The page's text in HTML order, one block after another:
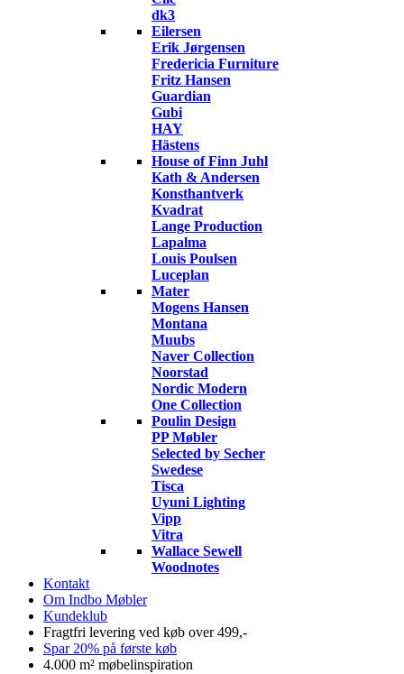
dk3
Eilersen
Erik Jørgensen
Fredericia Furniture
Fritz Hansen
Guardian
Gubi
HAY
Hästens
House of Finn Juhl
Kath & Andersen
Konsthantverk
Kvadrat
Lange Production
Lapalma
Louis Poulsen
Luceplan
Mater
Mogens Hansen
Montana
Muubs
Naver Collection
Noorstad
Nordic Modern
One Collection
Poulin Design
PP Møbler
Selected by Secher
Swedese
Tisca
Uyuni Lighting
Vipp
Vitra
Wallace Sewell
Woodnotes
Kontakt
Om Indbo Møbler
Kundeklub
Fragtfri levering ved køb over 499,-
Spar 20% på første køb
4.000 m² møbelinspiration